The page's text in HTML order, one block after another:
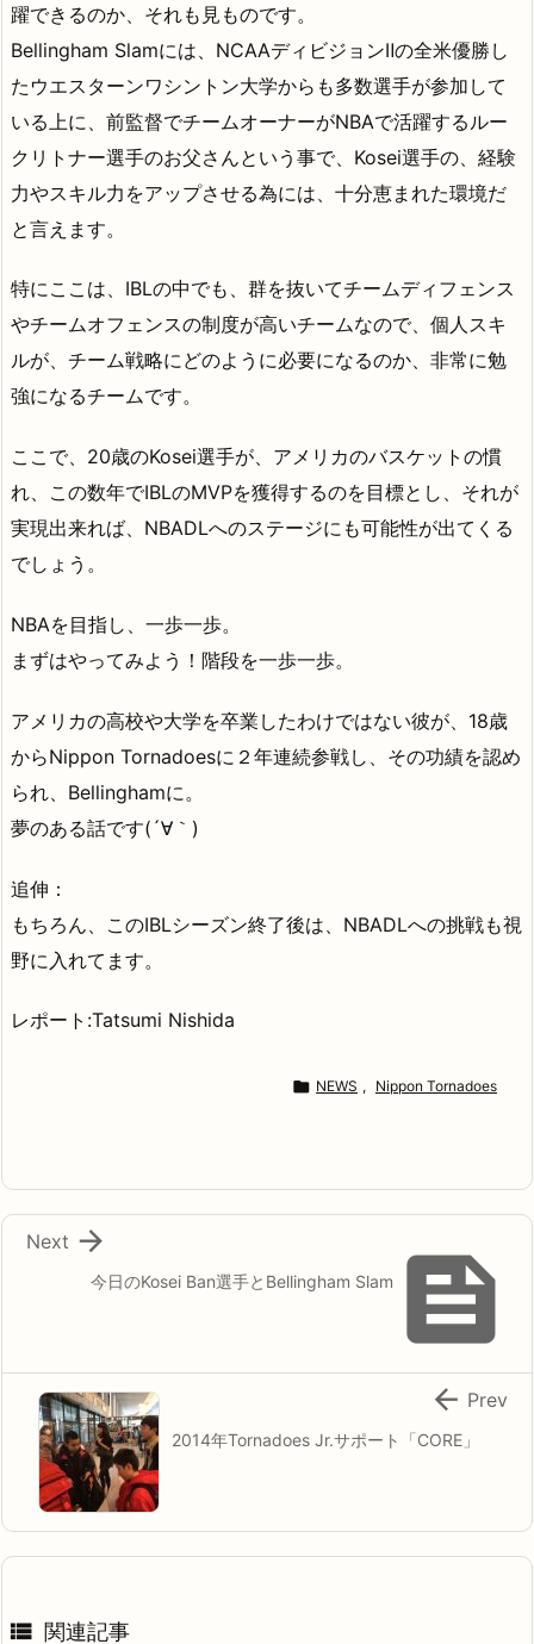
躍できるのか、それも見ものです。
Bellingham Slamには、NCAAディビジョンⅡの全米優勝し
たウエスターンワシントン大学からも多数選手が参加して
いる上に、前監督でチームオーナーがNBAで活躍するルー
クリトナー選手のお父さんという事で、Kosei選手の、経験
力やスキル力をアップさせる為には、十分恵まれた環境だ
と言えます。
特にここは、IBLの中でも、群を抜いてチームディフェンス
やチームオフェンスの制度が高いチームなので、個人スキ
ルが、チーム戦略にどのように必要になるのか、非常に勉
強になるチームです。
ここで、20歳のKosei選手が、アメリカのバスケットの慣
れ、この数年でIBLのMVPを獲得するのを目標とし、それが
実現出来れば、NBADLへのステージにも可能性が出てくる
でしょう。
NBAを目指し、一歩一歩。
まずはやってみよう！階段を一歩一歩。
アメリカの高校や大学を卒業したわけではない彼が、18歳
からNippon Tornadoesに２年連続参戦し、その功績を認め
られ、Bellinghamに。
夢のある話です(´∀｀)
追伸：
もちろん、このIBLシーズン終了後は、NBADLへの挑戦も視
野に入れてます。
レポート:Tatsumi Nishida
 NEWS , Nippon Tornadoes

今日のKosei Ban選手とBellingham Slam

Next
2014年Tornadoes Jr.サポート「CORE」
 Prev
 関連記事